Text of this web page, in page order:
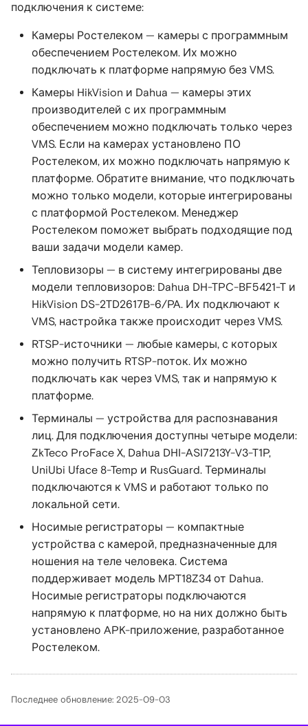
подключения к системе:
Камеры Ростелеком — камеры с программным
обеспечением Ростелеком. Их можно
подключать к платформе напрямую без VMS.
Камеры HikVision и Dahua — камеры этих
производителей с их программным
обеспечением можно подключать только через
VMS. Если на камерах установлено ПО
Ростелеком, их можно подключать напрямую к
платформе. Обратите внимание, что подключать
можно только модели, которые интегрированы
с платформой Ростелеком. Менеджер
Ростелеком поможет выбрать подходящие под
ваши задачи модели камер.
Тепловизоры — в систему интегрированы две
модели тепловизоров: Dahua DH-TPC-BF5421-T и
HikVision DS-2TD2617B-6/PA. Их подключают к
VMS, настройка также происходит через VMS.
RTSP-источники — любые камеры, с которых
можно получить RTSP-поток. Их можно
подключать как через VMS, так и напрямую к
платформе.
Терминалы — устройства для распознавания
лиц. Для подключения доступны четыре модели:
ZkTeco ProFace X, Dahua DHI-ASI7213Y-V3-T1P,
UniUbi Uface 8-Temp и RusGuard. Терминалы
подключаются к VMS и работают только по
локальной сети.
Носимые регистраторы — компактные
устройства с камерой, предназначенные для
ношения на теле человека. Система
поддерживает модель MPT18Z34 от Dahua.
Носимые регистраторы подключаются
напрямую к платформе, но на них должно быть
установлено APK-приложение, разработанное
Ростелеком.
Последнее обновление: 2025-09-03